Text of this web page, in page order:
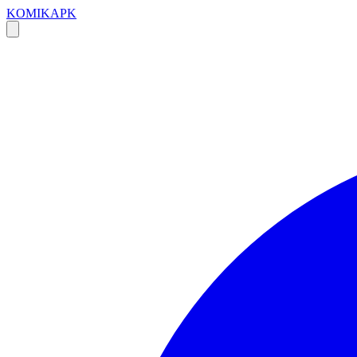
KOMIKAPK